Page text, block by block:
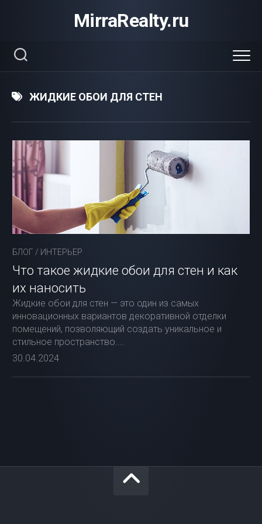
MirraRealty.ru
ЖИДКИЕ ОБОИ ДЛЯ СТЕН
БЛОГ / ИНТЕРЬЕР
Что такое жидкие обои для стен и как
их наносить
Жидкие обои для стен — это один из самых
инновационных вариантов декоративной отделки
помещений, позволяющий создать уникальное и
стильное пространство....
30.04.2024